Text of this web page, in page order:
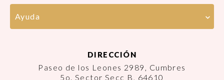
Ayuda
DIRECCIÓN
Paseo de los Leones 2989, Cumbres
5o. Sector Secc B, 64610